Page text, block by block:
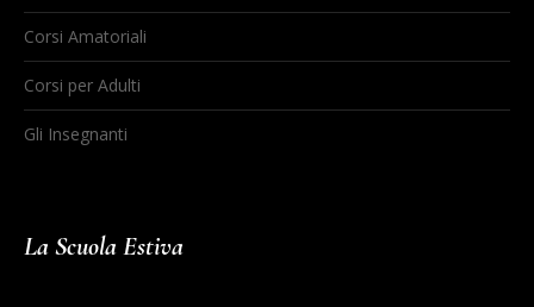
Corsi Amatoriali
Corsi per Adulti
Gli Insegnanti
La Scuola Estiva